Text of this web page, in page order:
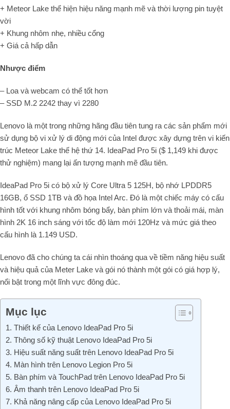
+ Meteor Lake thể hiện hiệu năng mạnh mẽ và thời lượng pin tuyệt
vời
+ Khung nhôm nhẹ, nhiều cổng
+ Giá cả hấp dẫn
Nhược điểm
– Loa và webcam có thể tốt hơn
– SSD M.2 2242 thay vì 2280
Lenovo là một trong những hãng đầu tiên tung ra các sản phẩm mới
sử dụng bộ vi xử lý di động mới của Intel được xây dựng trên vi kiến
trúc Meteor Lake thế hệ thứ 14. IdeaPad Pro 5i ($ 1,149 khi được
thử nghiệm) mang lại ấn tượng mạnh mẽ đầu tiên.
IdeaPad Pro 5i có bộ xử lý Core Ultra 5 125H, bộ nhớ LPDDR5
16GB, ổ SSD 1TB và đồ họa Intel Arc. Đó là một chiếc máy có cấu
hình tốt với khung nhôm bóng bẩy, bàn phím lớn và thoải mái, màn
hình 2K 16 inch sáng với tốc độ làm mới 120Hz và mức giá theo
cấu hình là 1.149 USD.
Lenovo đã cho chúng ta cái nhìn thoáng qua về tiềm năng hiệu suất
và hiệu quả của Meter Lake và gói nó thành một gói có giá hợp lý,
nổi bật trong một lĩnh vực đông đúc.
Mục lục
1. Thiết kế của Lenovo IdeaPad Pro 5i
2. Thông số kỹ thuật Lenovo IdeaPad Pro 5i
​3. Hiệu suất năng suất trên Lenovo IdeaPad Pro 5i
4. Màn hình trên Lenovo Legion Pro 5i
5. Bàn phím và TouchPad trên Lenovo IdeaPad Pro 5i
6. Âm thanh trên Lenovo IdeaPad Pro 5i
7. Khả năng nâng cấp của Lenovo IdeaPad Pro 5i